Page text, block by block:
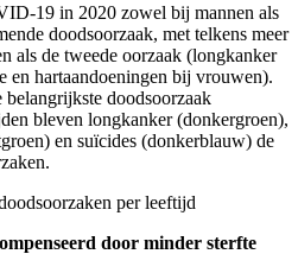
19 in 2020 zowel bij mannen als
doodsoorzaak, met telkens meer
als de tweede oorzaak (longkanker
en hartaandoeningen bij vrouwen).
doodsoorzaak
bleven longkanker (donkergroen),
en suïcides (donkerblauw) de
per leeftijd
door minder sterfte